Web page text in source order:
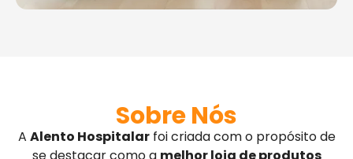
Sobre Nós
A Alento Hospitalarfoi criada com o propósito de